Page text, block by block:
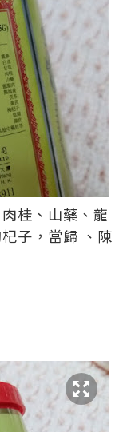
桂、山藥、龍
子，當歸 、陳